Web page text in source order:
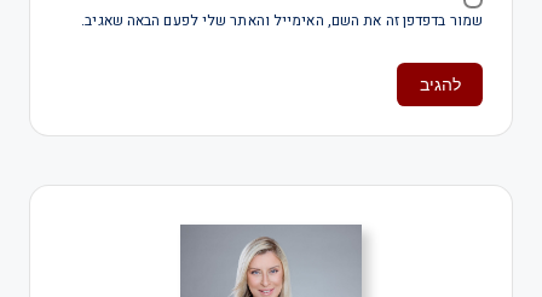
שמור בדפדפן זה את השם, האימייל והאתר שלי לפעם הבאה שאגיב.